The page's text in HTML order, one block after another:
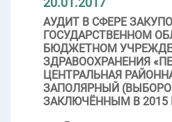
АУДИТ В СФЕРЕ
ГОСУДАРСТВЕННОМ
БЮДЖЕТНОМ
ЗДРАВООХРАНЕНИЯ
ЦЕНТРАЛЬНАЯ
ЗАПОЛЯРНЫЙ
ЗАКЛЮЧЁННЫМ В 2015